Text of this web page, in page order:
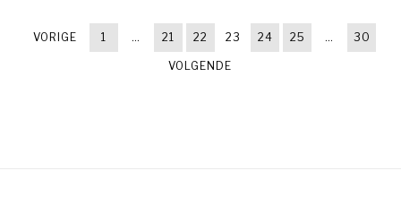
VORIGE 1 … 21 22 23 24 25 … 30
VOLGENDE